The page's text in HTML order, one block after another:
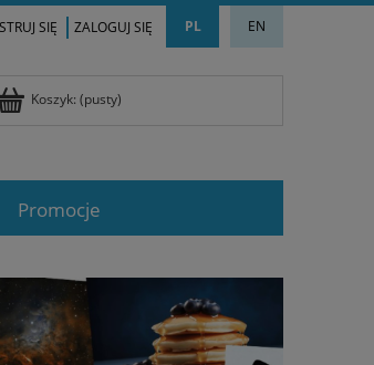
PL EN
SIĘ ZALOGUJ SIĘ
Koszyk: (pusty)
Promocje